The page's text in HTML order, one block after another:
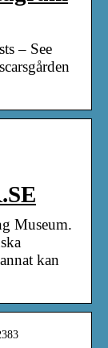
– See
Museum.
kan